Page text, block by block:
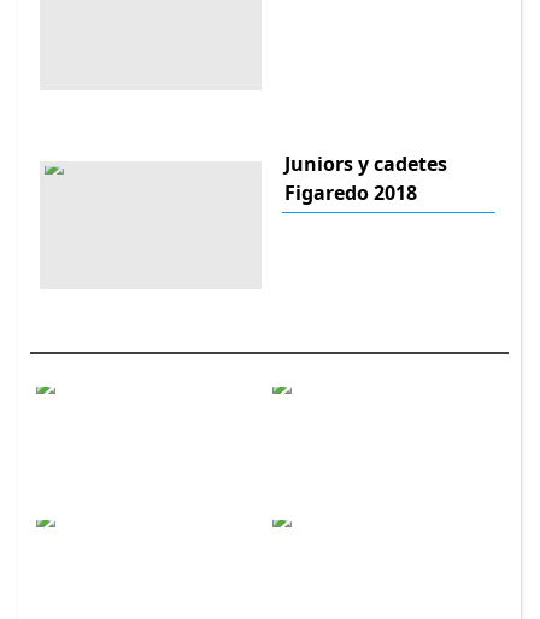
Juniors y cadetes
Figaredo 2018